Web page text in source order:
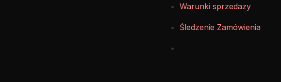
Warunki sprzedazy
Śledzenie Zamówienia